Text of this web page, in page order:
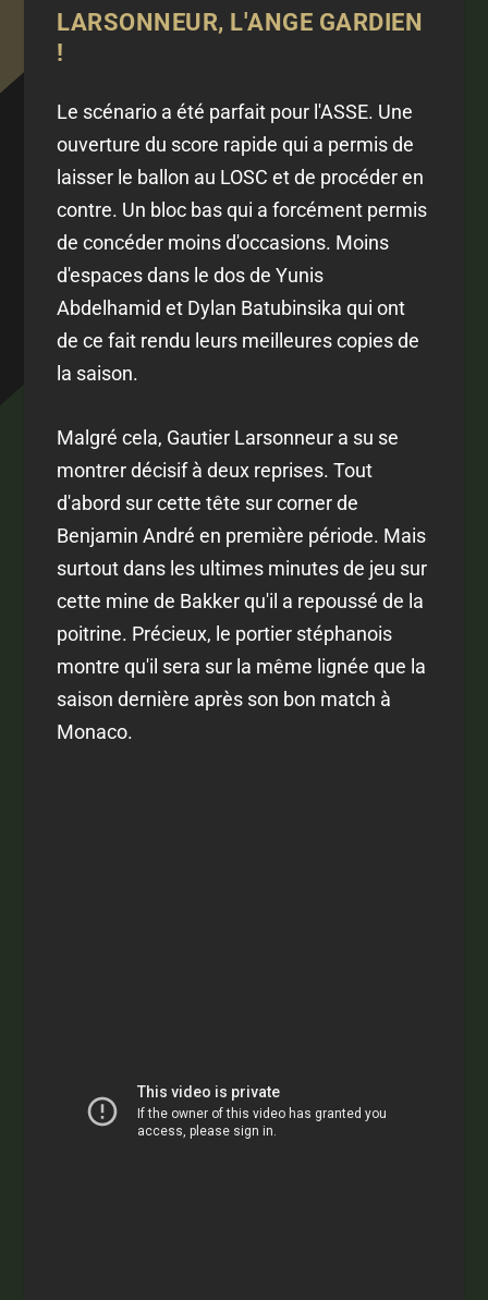
LARSONNEUR, L'ANGE GARDIEN
!
Le scénario a été parfait pour l'ASSE. Une
ouverture du score rapide qui a permis de
laisser le ballon au LOSC et de procéder en
contre. Un bloc bas qui a forcément permis
de concéder moins d'occasions. Moins
d'espaces dans le dos de Yunis
Abdelhamid et Dylan Batubinsika qui ont
de ce fait rendu leurs meilleures copies de
la saison.
Malgré cela, Gautier Larsonneur a su se
montrer décisif à deux reprises. Tout
d'abord sur cette tête sur corner de
Benjamin André en première période. Mais
surtout dans les ultimes minutes de jeu sur
cette mine de Bakker qu'il a repoussé de la
poitrine. Précieux, le portier stéphanois
montre qu'il sera sur la même lignée que la
saison dernière après son bon match à
Monaco.